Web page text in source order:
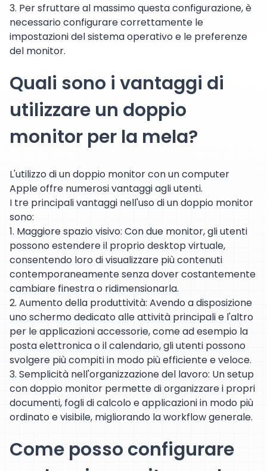
3. Per sfruttare al massimo questa configurazione, è
necessario configurare correttamente le
impostazioni del sistema operativo e le preferenze
del monitor.
Quali sono i vantaggi di
utilizzare un doppio
monitor per la mela?
L'utilizzo di un doppio monitor con un computer
Apple offre numerosi vantaggi agli utenti.
I tre principali vantaggi nell'uso di un doppio monitor
sono:
1. Maggiore spazio visivo: Con due monitor, gli utenti
possono estendere il proprio desktop virtuale,
consentendo loro di visualizzare più contenuti
contemporaneamente senza dover costantemente
cambiare finestra o ridimensionarla.
2. Aumento della produttività: Avendo a disposizione
uno schermo dedicato alle attività principali e l'altro
per le applicazioni accessorie, come ad esempio la
posta elettronica o il calendario, gli utenti possono
svolgere più compiti in modo più efficiente e veloce.
3. Semplicità nell'organizzazione del lavoro: Un setup
con doppio monitor permette di organizzare i propri
documenti, fogli di calcolo e applicazioni in modo più
ordinato e visibile, migliorando la workflow generale.
Come posso configurare